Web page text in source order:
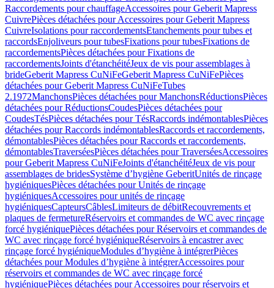
Raccordements pour chauffageAccessoires pour Geberit Mapress
CuivrePièces détachées pour Accessoires pour Geberit Mapress
CuivreIsolations pour raccordementsEtanchements pour tubes et
raccordsEnjoliveurs pour tubesFixations pour tubesFixations de
raccordementsPièces détachées pour Fixations de
raccordementsJoints d'étanchéitéJeux de vis pour assemblages à
brideGeberit Mapress CuNiFeGeberit Mapress CuNiFePièces
détachées pour Geberit Mapress CuNiFeTubes
2.1972ManchonsPièces détachées pour ManchonsRéductionsPièces
détachées pour RéductionsCoudesPièces détachées pour
CoudesTésPièces détachées pour TésRaccords indémontablesPièces
détachées pour Raccords indémontablesRaccords et raccordements,
démontablesPièces détachées pour Raccords et raccordements,
démontablesTraverséesPièces détachées pour TraverséesAccessoires
pour Geberit Mapress CuNiFeJoints d'étanchéitéJeux de vis pour
assemblages de bridesSystème d’hygiène GeberitUnités de rinçage
hygiéniquesPièces détachées pour Unités de rinçage
hygiéniquesAccessoires pour unités de rinçage
hygiéniquesCapteursCâblesLimiteurs de débitRecouvrements et
plaques de fermetureRéservoirs et commandes de WC avec rinçage
forcé hygiéniquePièces détachées pour Réservoirs et commandes de
WC avec rinçage forcé hygiéniqueRéservoirs à encastrer avec
rinçage forcé hygiéniqueModules d’hygiène à intégrerPièces
détachées pour Modules d’hygiène à intégrerAccessoires pour
réservoirs et commandes de WC avec rinçage forcé
hygiéniquePièces détachées pour Accessoires pour réservoirs et